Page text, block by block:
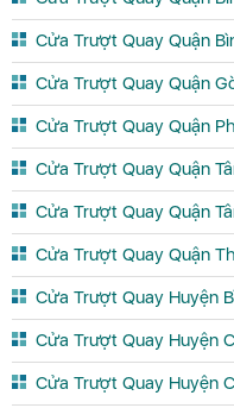
Cửa Trượt Quay Quận
Cửa Trượt Quay Quận
Cửa Trượt Quay Quận
Cửa Trượt Quay Quận
Cửa Trượt Quay Quận
Cửa Trượt Quay Quận
Cửa Trượt Quay Huyện
Cửa Trượt Quay Huyện
Cửa Trượt Quay Huyện